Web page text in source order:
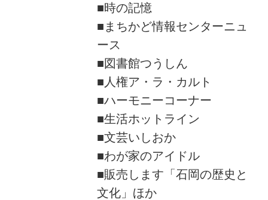
■時の記憶
■まちかど情報センターニュ
ース
■図書館つうしん
■人権ア・ラ・カルト
■ハーモニーコーナー
■生活ホットライン
■文芸いしおか
■わが家のアイドル
■販売します「石岡の歴史と
文化」ほか